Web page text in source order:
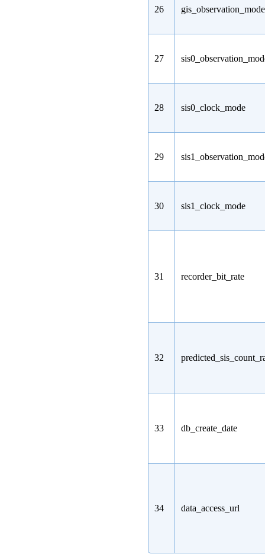
26 gis_observation_mode
27
28 sis0_clock_mode
29
30 sis1_clock_mode
31 recorder_bit_rate
32
33 db_create_date
34 data_access_url